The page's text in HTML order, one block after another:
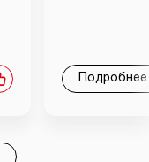
Подробнее